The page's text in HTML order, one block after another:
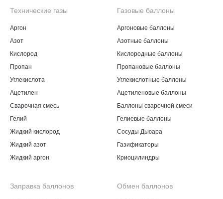
Технические газы
Аргон
Азот
Кислород
Пропан
Углекислота
Ацетилен
Сварочная смесь
Гелий
Жидкий кислород
Жидкий азот
Жидкий аргон
Газовые баллоны
Аргоновые баллоны
Азотные баллоны
Кислородные баллоны
Пропановые баллоны
Углекислотные баллоны
Ацетиленовые баллоны
Баллоны сварочной смеси
Гелиевые баллоны
Сосуды Дьюара
Газификаторы
Криоцилиндры
Заправка баллонов Обмен баллонов